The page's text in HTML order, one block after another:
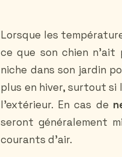
Lorsque les
ce que son chien n'ait
niche dans son jardin
plus en hiver, surtout si
l'extérieur. En cas de
seront généralement
courants d'air.